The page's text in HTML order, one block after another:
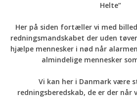
Helte”
Her på siden fortæller vi med
redningsmandskabet der uden
hjælpe mennesker i nød når
almindelige mennesker
Vi kan her i Danmark være
redningsberedskab, de er der når